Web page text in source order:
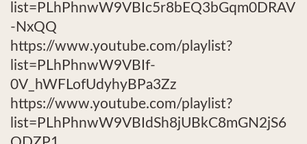
list=PLhPhnwW9VBIc5r8bEQ3bGqm0DRAV
-NxQQ
https://www.youtube.com/playlist?
list=PLhPhnwW9VBIf-
0V_hWFLofUdyhyBPa3Zz
https://www.youtube.com/playlist?
list=PLhPhnwW9VBIdSh8jUBkC8mGN2jS6